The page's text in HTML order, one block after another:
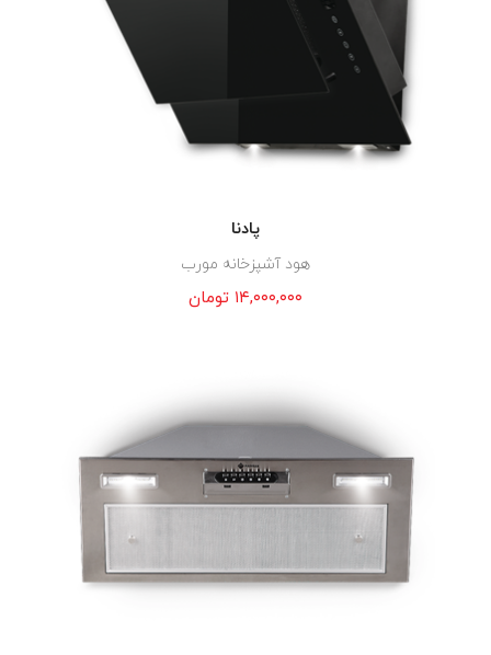
پادنا
هود آشپزخانه مورب
۱۴,۰۰۰,۰۰۰ تومان